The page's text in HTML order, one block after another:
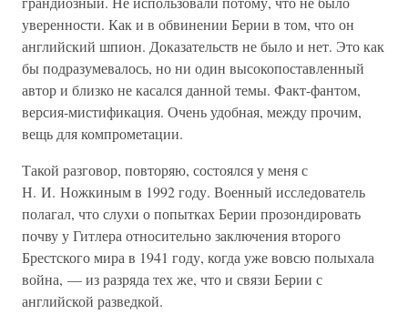
уверенности. Как и в обвинении Берии в том, что он
английский шпион. Доказательств не было и нет. Это как
бы подразумевалось, но ни один высокопоставленный
автор и близко не касался данной темы. Факт-фантом,
версия-мистификация. Очень удобная, между прочим,
вещь для компрометации.
Такой разговор, повторяю, состоялся у меня с
Н. И. Ножкиным в 1992 году. Военный исследователь
полагал, что слухи о попытках Берии прозондировать
почву у Гитлера относительно заключения второго
Брестского мира в 1941 году, когда уже вовсю полыхала
война, — из разряда тех же, что и связи Берии с
английской разведкой.